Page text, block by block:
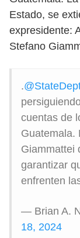
Estado, se
expresidente:
Stefano
.
cuentas de
Guatemala.
Giammattei
garantizar
enfrenten
— Brian A.
18, 2024